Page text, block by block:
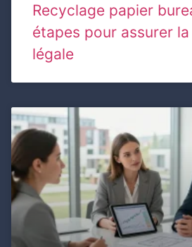
Recyclage papier
étapes pour assurer
légale